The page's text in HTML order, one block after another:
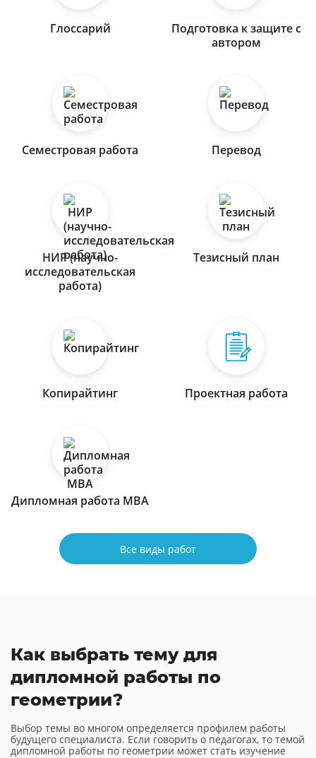
Глоссарий
Подготовка к защите с
автором
Семестровая работа Перевод
НИР (научно-
исследовательская
работа)
Тезисный план
Копирайтинг Проектная работа
Дипломная работа МВА
Все виды работ
Как выбрать тему для
дипломной работы по
геометрии?
Выбор темы во многом определяется профилем работы
будущего специалиста. Если говорить о педагогах, то темой
дипломной работы по геометрии может стать изучение